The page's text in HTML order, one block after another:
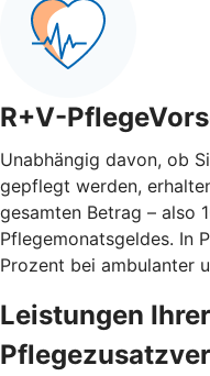
R+V-
Unabhängig davon, ob
gepflegt werden,
gesamten Betrag – also
Pflegemonatsgeldes. In
Prozent bei ambulanter
Leistungen Ihrer